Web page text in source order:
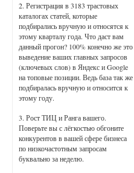
2. Регистрация в 3183 трастовых
каталогах статей, которые
подбирались вручную и относятся к
этому кварталу года. Что даст вам
данный прогон? 100% конечно же это
выведение ваших главных запросов
(ключевых слов) в Яндекс и Google
на топовые позиции. Ведь база так же
подбиралась вручную и относится к
этому году.
3. Рост ТИЦ и Ранга вашего.
Поверьте вы с лёгкостью обгоните
конкурентов в вашей сфере бизнеса
по низкочастотным запросам
буквально за неделю.